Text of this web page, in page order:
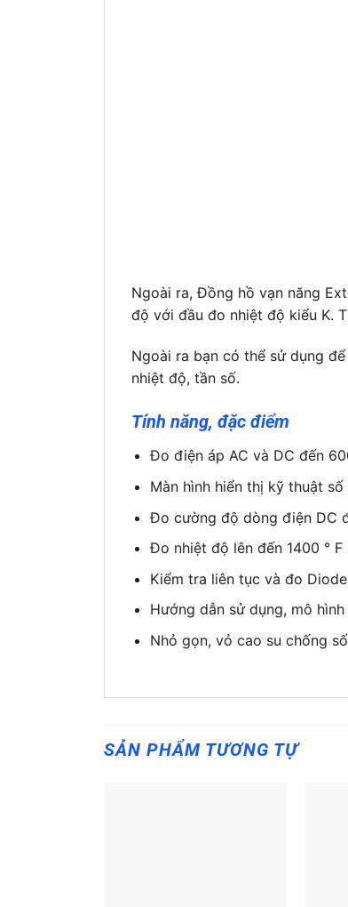
Ngoài ra, Đồng hồ vạn năng
độ với đầu đo nhiệt độ kiểu K.
Ngoài ra bạn có thể sử dụng
nhiệt độ, tần số.
Tính năng, đặc điểm
Đo điện áp AC và DC đến
Màn hình hiển thị kỹ thuật
Đo cường độ dòng điện DC
Đo nhiệt độ lên đến 1400 ° F
Kiểm tra liên tục và đo Diode
Hướng dẫn sử dụng, mô
Nhỏ gọn, vỏ cao su chống
SẢN PHẨM TƯƠNG TỰ